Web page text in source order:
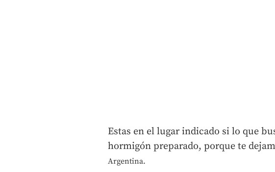
Estas en el lugar indicado si lo que
hormigón preparado, porque te
Argentina.